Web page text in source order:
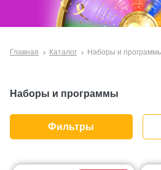
За
Главная Каталог Наборы и
Наборы и программы
Фильтры